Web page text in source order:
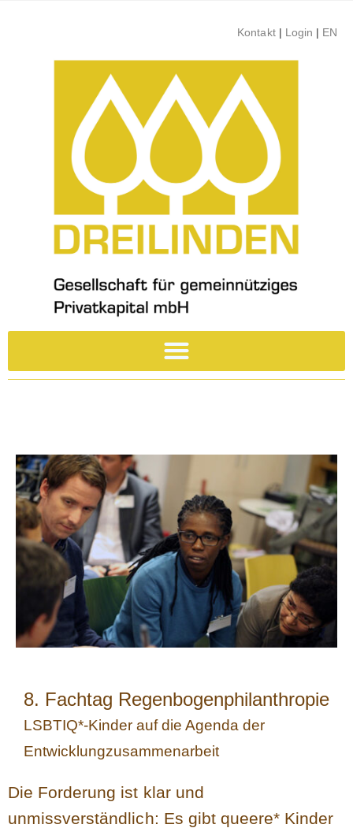
Kontakt| Login | EN
8. Fachtag Regenbogenphilanthropie
LSBTIQ*-Kinder auf die Agenda der
Entwicklungzusammenarbeit
Die Forderung ist klar und
unmissverständlich: Es gibt queere* Kinder